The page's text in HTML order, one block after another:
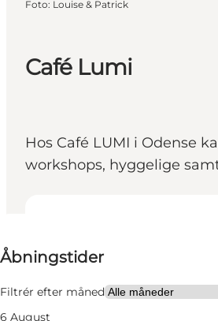
Café Lumi
Hos Café LUMI i Odense
workshops, hyggelige
Åbningstider
Filtrér efter måned
6 August
Besøg hjemmeside
Børn, Venner, Min partner,
Foto: Louise & Patrick